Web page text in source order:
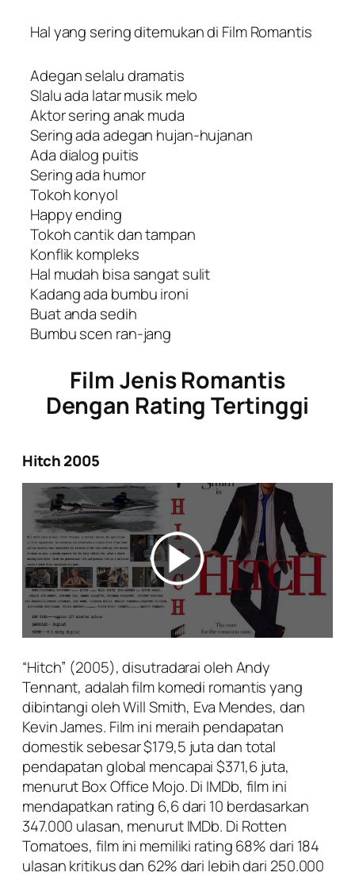
Hal yang sering ditemukan di Film Romantis
Adegan selalu dramatis
Slalu ada latar musik melo
Aktor sering anak muda
Sering ada adegan hujan-hujanan
Ada dialog puitis
Sering ada humor
Tokoh konyol
Happy ending
Tokoh cantik dan tampan
Konflik kompleks
Hal mudah bisa sangat sulit
Kadang ada bumbu ironi
Buat anda sedih
Bumbu scen ran-jang
Film Jenis Romantis
Dengan Rating Tertinggi
Hitch 2005
“Hitch” (2005), disutradarai oleh Andy
Tennant, adalah film komedi romantis yang
dibintangi oleh Will Smith, Eva Mendes, dan
Kevin James. Film ini meraih pendapatan
domestik sebesar $179,5 juta dan total
pendapatan global mencapai $371,6 juta,
menurut Box Office Mojo. Di IMDb, film ini
mendapatkan rating 6,6 dari 10 berdasarkan
347.000 ulasan, menurut IMDb. Di Rotten
Tomatoes, film ini memiliki rating 68% dari 184
ulasan kritikus dan 62% dari lebih dari 250.000